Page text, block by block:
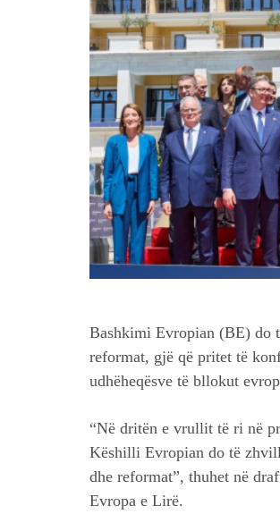
Bashkimi Evropian (BE) do
reformat, gjë që pritet të
udhëheqësve të bllokut
“Në dritën e vrullit të ri në
Këshilli Evropian do të
dhe reformat”, thuhet në
Evropa e Lirë.